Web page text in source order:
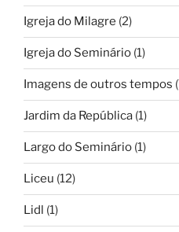
Igreja do Milagre (2)
Igreja do Seminário (1)
Imagens de outros tempos
Jardim da República (1)
Largo do Seminário (1)
Liceu (12)
Lidl (1)